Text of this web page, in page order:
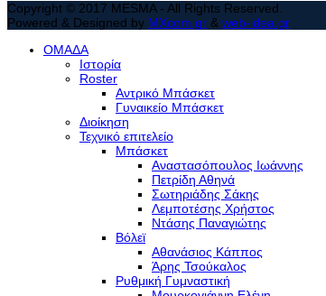
Copyright © 2017 MESMA - All Rights Reserved.
Powered & Designed by MXcom.gr & web-idea.gr
ΟΜΑΔΑ
Ιστορία
Roster
Αντρικό Μπάσκετ
Γυναικείο Μπάσκετ
Διοίκηση
Τεχνικό επιτελείο
Μπάσκετ
Αναστασόπουλος Ιωάννης
Πετρίδη Αθηνά
Σωτηριάδης Σάκης
Λεμποτέσης Χρήστος
Ντάσης Παναγιώτης
Βόλεϊ
Αθανάσιος Κάππος
Άρης Τσούκαλος
Ρυθμική Γυμναστική